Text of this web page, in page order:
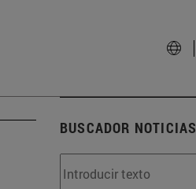
BUSCADOR NOTICIAS